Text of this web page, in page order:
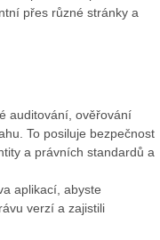
přes různé stránky a
auditování, ověřování
To posiluje bezpečnost
a právních standardů a
aplikací, abyste
verzí a zajistili